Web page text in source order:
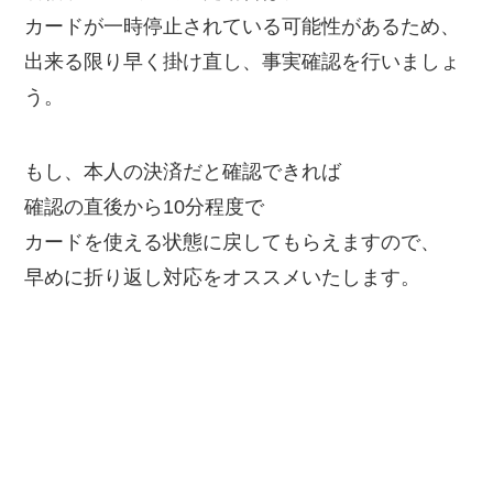
カードが一時停止されている可能性があるため、
出来る限り早く掛け直し、事実確認を行いましょ
う。
もし、本人の決済だと確認できれば
確認の直後から10分程度で
カードを使える状態に戻してもらえますので、
早めに折り返し対応をオススメいたします。